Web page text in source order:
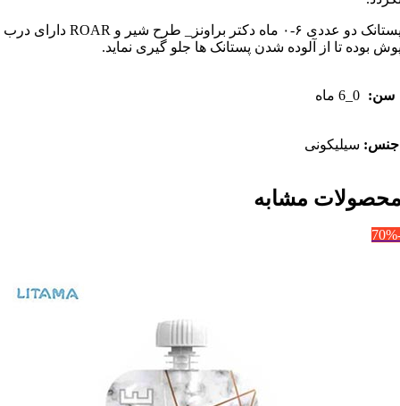
پستانک دو عددی ۶-۰ ماه دکتر براونز_ طرح شیر و ROAR دارای درب
بوده تا از آلوده شدن پستانک ها جلو گیری نماید.
سن: 0_6 ماه
جنس: سیلیکونی
مشابه
-